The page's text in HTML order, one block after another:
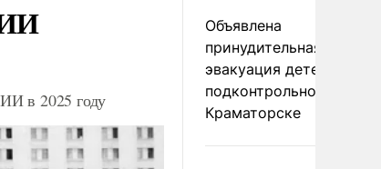
в 2025 году
Объявлена
принудительная
эвакуация детей в
подконтрольном Киеву
Краматорске